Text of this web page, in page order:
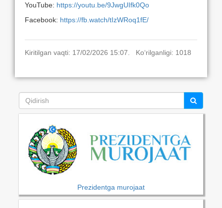
YouTube: https://youtu.be/9JwgUIfk0Qo
Facebook: https://fb.watch/tIzWRoq1fE/
Kiritilgan vaqti: 17/02/2026 15:07. Ko‘rilganligi: 1018
Prezidentga murojaat